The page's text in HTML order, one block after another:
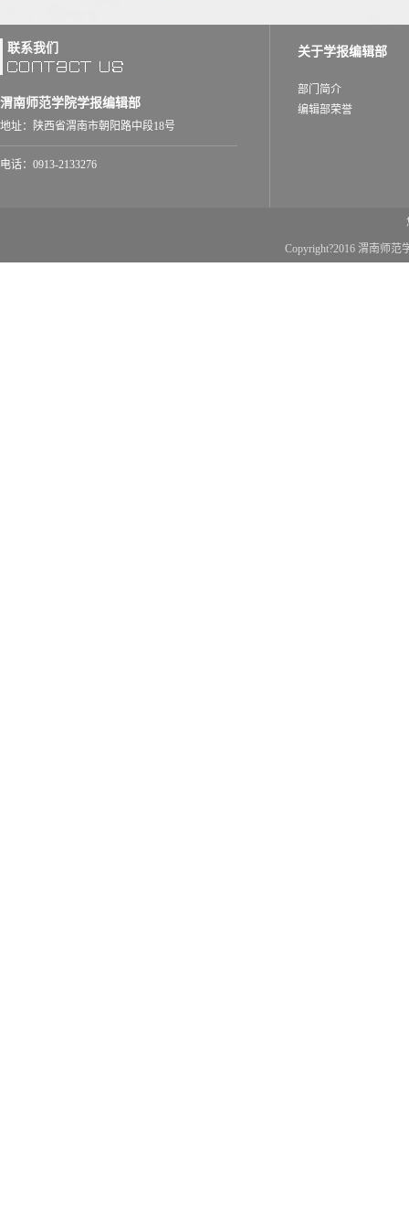
学报编辑部举办“两会精神专题学习暨
3月14日，学报编辑部举办了“2025年全国两
书记在全国两会期间的重要讲话和全国两会
喜报！学报团队在2024年获得多项荣誉
2024年，学报编辑团队围绕学校“十四五”规
我校学报第二次入选“中国应用型核心
2026-
面费，严重损害了本刊声誉，也给作者带来
联系我们
渭南师范学院学报编辑部
地址：陕西省渭南市朝阳路中段18号
电话：0913-2133276
关于学报编辑部
部门简介
编辑部荣誉
Copyright?2016 渭南师